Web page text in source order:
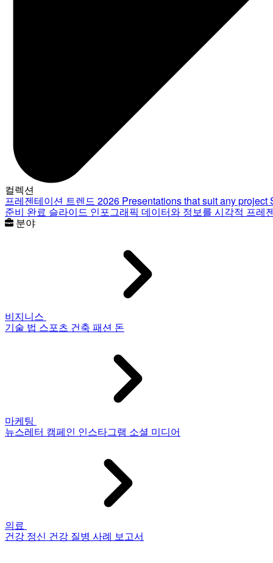
컬렉션
프레젠테이션 트렌드 2026 Presentations that suit any project
준비 완료 슬라이드 인포그래픽 데이터와 정보를 시각적 프레
분야
비지니스
기술 법 스포츠 건축 패션 돈
마케팅
뉴스레터 캠페인 인스타그램 소셜 미디어
의료
건강 정신 건강 질병 사례 보고서